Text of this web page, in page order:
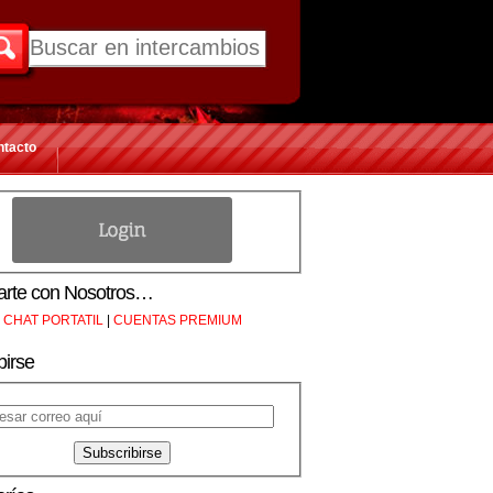
con Nosotros…
CHAT PORTATIL | CUENTAS PREMIUM